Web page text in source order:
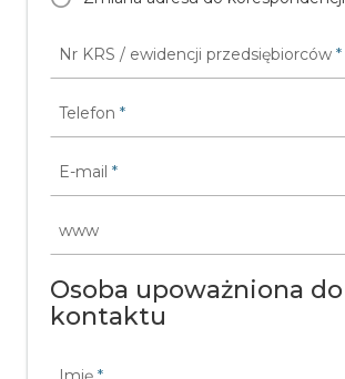
Nr KRS / ewidencji przedsiębiorców *
Telefon *
E-mail *
www
Osoba upoważniona do
kontaktu